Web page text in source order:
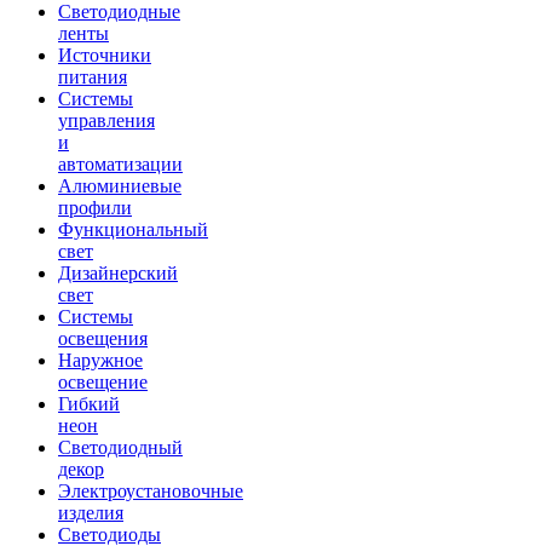
Светодиодные
ленты
Источники
питания
Системы
управления
и
автоматизации
Алюминиевые
профили
Функциональный
свет
Дизайнерский
свет
Системы
освещения
Наружное
освещение
Гибкий
неон
Светодиодный
декор
Электроустановочные
изделия
Светодиоды